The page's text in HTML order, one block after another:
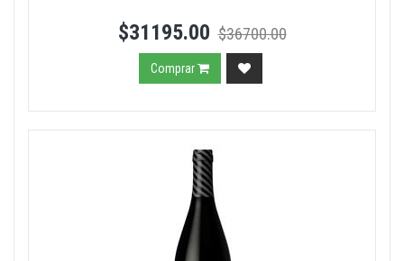
$31195.00 $36700.00
Comprar